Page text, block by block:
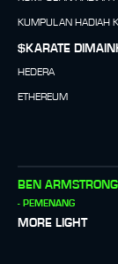
KUMPULAN HADIAH
$KARATE
HEDERA
ETHEREUM
BEN ARMSTRONG
- PEMENANG
MORE LIGHT